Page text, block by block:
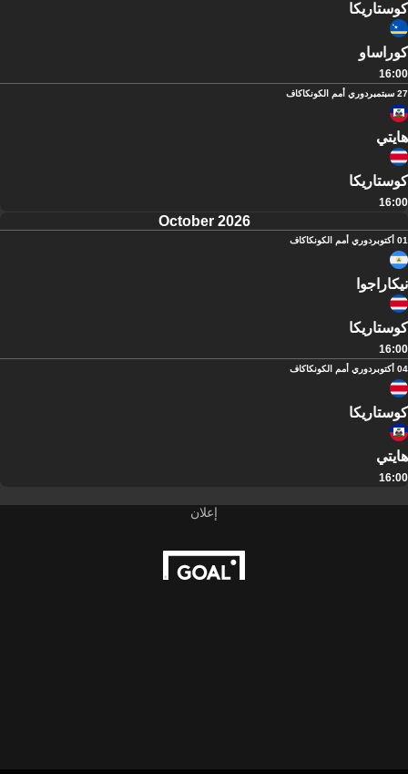
كوستاريكا
كوراساو
16:00
27 سبتمبر دوري أمم الكونكاكاف
هايتي
كوستاريكا
16:00
October 2026
01 أكتوبر دوري أمم الكونكاكاف
نيكاراجوا
كوستاريكا
16:00
04 أكتوبر دوري أمم الكونكاكاف
كوستاريكا
هايتي
16:00